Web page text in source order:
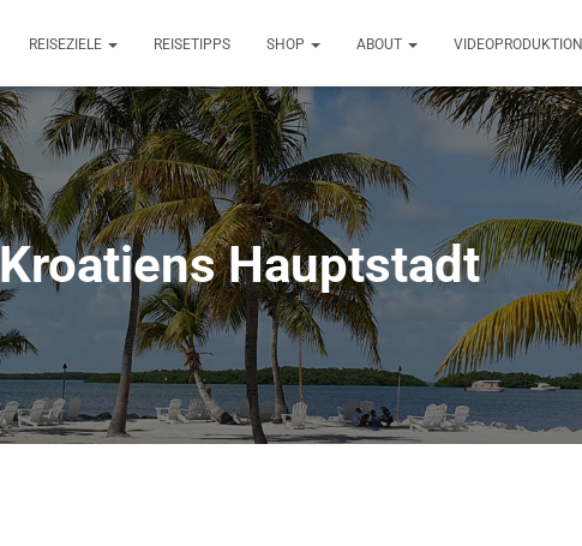
REISEZIELE REISETIPPS SHOP ABOUT VIDEOPRODUKTION
Kroatiens Hauptstadt